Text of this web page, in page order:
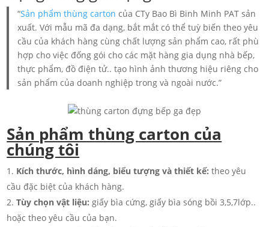
“Sản phẩm thùng carton của CTy Bao Bì Binh Minh PAT sản
xuất. Với mẫu mã đa dạng, bắt mắt có thể tuỳ biến theo yêu
cầu của khách hàng cùng chất lượng sản phẩm cao, rất phù
hợp cho việc đống gói cho các mặt hàng gia dụng nhà bếp,
thực phẩm, đồ điện tử.. tạo hình ảnh thương hiệu riêng cho
sản phẩm của doanh nghiệp trong và ngoài nước.”
Sản phẩm thùng carton của
chúng tôi
Kích thước, hình dáng, biểu tượng và thiết kế: theo yêu
cầu đặc biệt của khách hàng.
Tùy chọn vật liệu: giấy bìa cứng, giấy bìa sóng bồi 3,5,7lớp..
hoặc theo yêu cầu của bạn.